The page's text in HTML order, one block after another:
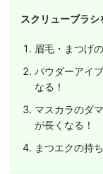
スクリューブラ
眉毛・まつげ
パウダーアイ
なる！
マスカラのダ
が長くなる！
まつエクの持